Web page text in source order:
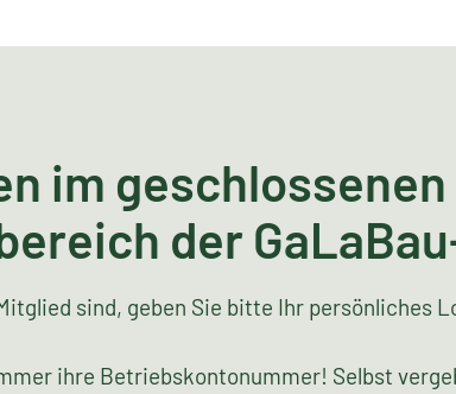
im geschlossenen
der
sind, geben Sie bitte Ihr persönliches
ihre Betriebskontonummer! Selbst